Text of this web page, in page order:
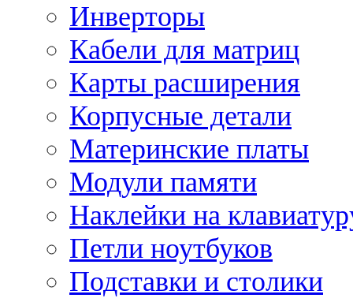
Инверторы
Кабели для матриц
Карты расширения
Корпусные детали
Материнские платы
Модули памяти
Наклейки на
Петли ноутбуков
Подставки и столики